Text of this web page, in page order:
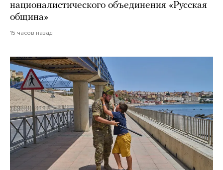
националистического объединения «Русская
община»
15 часов назад